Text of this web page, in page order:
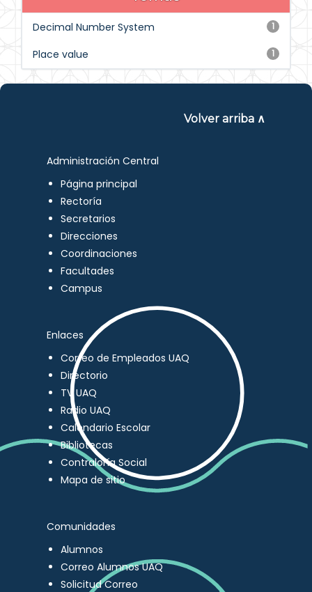
1
Decimal Number System
1
Place value
Volver arriba ∧
Administración Central
Página principal
Rectoría
Secretarios
Direcciones
Coordinaciones
Facultades
Campus
Enlaces
Correo de Empleados UAQ
Directorio
TV UAQ
Radio UAQ
Calendario Escolar
Bibliotecas
Contraloría Social
Mapa de sitio
Comunidades
Alumnos
Correo Alumnos UAQ
Solicitud Correo